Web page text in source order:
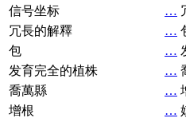
信号坐标
…
冗長的解釋
…
包
…
发育完全的植株
…
喬萬縣
…
增根
…